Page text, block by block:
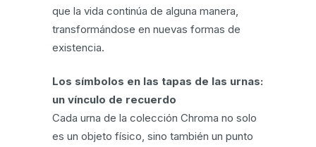
que la vida continúa de alguna manera,
transformándose en nuevas formas de
existencia.
Los símbolos en las tapas de las urnas:
un vínculo de recuerdo
Cada urna de la colección Chroma no solo
es un objeto físico, sino también un punto